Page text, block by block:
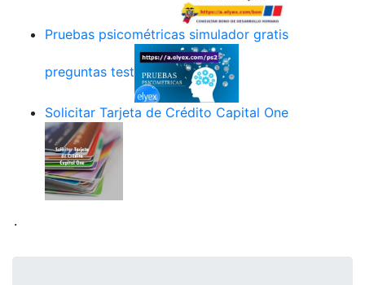
Pruebas psicométricas simulador gratis
preguntas test
Solicitar Tarjeta de Crédito Capital One
.